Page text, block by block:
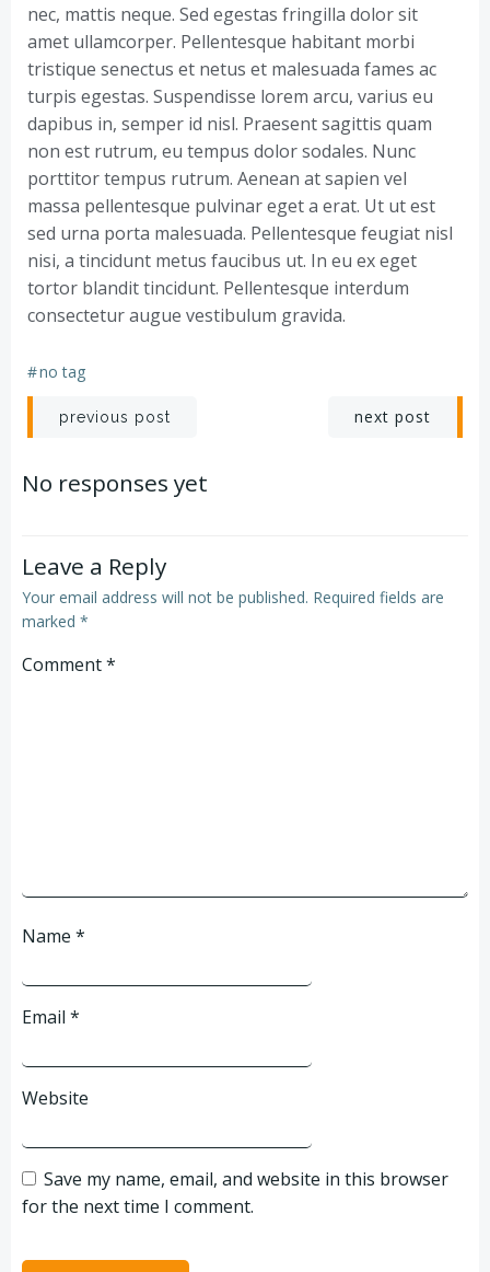
nec, mattis neque. Sed egestas fringilla dolor sit
amet ullamcorper. Pellentesque habitant morbi
tristique senectus et netus et malesuada fames ac
turpis egestas. Suspendisse lorem arcu, varius eu
dapibus in, semper id nisl. Praesent sagittis quam
non est rutrum, eu tempus dolor sodales. Nunc
porttitor tempus rutrum. Aenean at sapien vel
massa pellentesque pulvinar eget a erat. Ut ut est
sed urna porta malesuada. Pellentesque feugiat nisl
nisi, a tincidunt metus faucibus ut. In eu ex eget
tortor blandit tincidunt. Pellentesque interdum
consectetur augue vestibulum gravida.
#no tag
Post
navigation
previous post next post
No responses yet
Leave a Reply
Your email address will not be published. Required fields are
marked *
Comment*
Name *
Email *
Website
Save my name, email, and website in this browser
for the next time I comment.